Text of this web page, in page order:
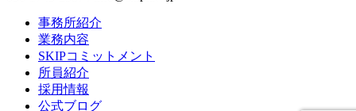
事務所紹介
業務内容
SKIPコミットメント
所員紹介
採用情報
公式ブログ